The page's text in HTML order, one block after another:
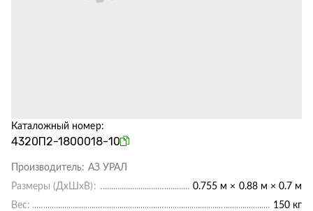
Каталожный номер:
4320П2-1800018-10
Производитель: АЗ УРАЛ
Размеры (ДхШхВ):
0.755 м × 0.88 м × 0.7 м
Вес:
150 кг